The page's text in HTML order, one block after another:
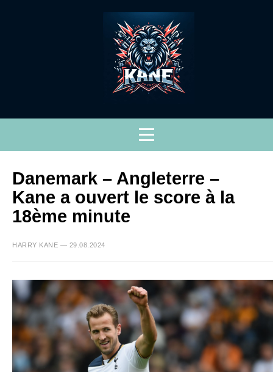
Danemark – Angleterre –
Kane a ouvert le score à la
18ème minute
HARRY KANE — 29.08.2024